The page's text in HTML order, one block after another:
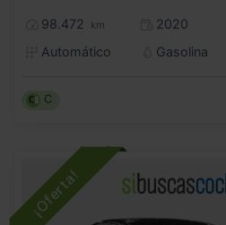
98.472 km
2020
Automático
Gasolina
C